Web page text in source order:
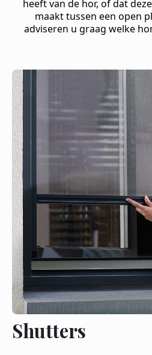
heeft van de hor, of dat
maakt tussen een open
adviseren u graag welke
Shutters